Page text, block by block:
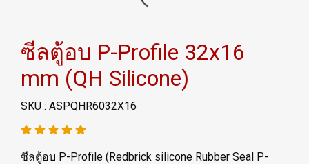
ซีลตู้อบ P-Profile 32x16
mm (QH Silicone)
SKU : ASPQHR6032X16
ซีลตู้อบ P-Profile (Redbrick silicone Rubber Seal P-